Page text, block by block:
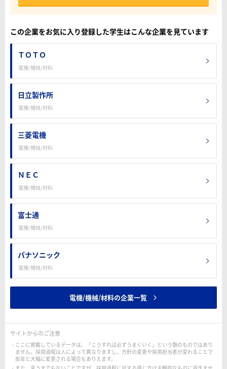
この企業をお気に入り登録した学生はこんな企業を見ています
ＴＯＴＯ
電機/機械/材料
日立製作所
電機/機械/材料
三菱電機
電機/機械/材料
ＮＥＣ
電機/機械/材料
富士通
電機/機械/材料
パナソニック
電機/機械/材料
電機/機械/材料の企業一覧
サイトからのご注意
ここに掲載しているデータは、「こうすれば必ずうまくいく」という類のものではあり
ません。採用過程は人によって異なりますし、方針の変更や採用担当者が変わることで
前年と大幅に変更される場合もありえます。